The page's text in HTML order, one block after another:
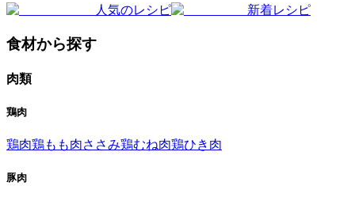
人気のレシピ 新着レシピ
食材から探す
肉類
鶏肉
鶏肉鶏もも肉ささみ鶏むね肉鶏ひき肉
豚肉